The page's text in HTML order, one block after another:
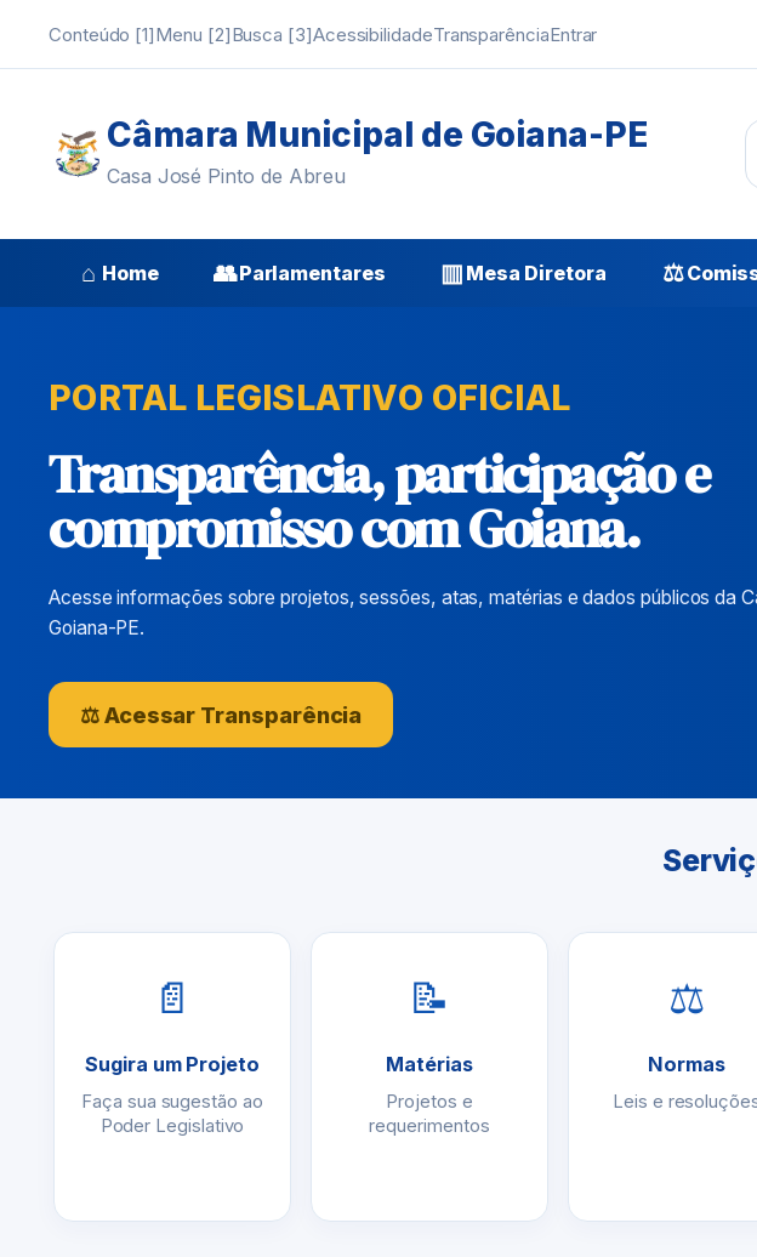
Conteúdo [1]Menu [2]Busca [3]AcessibilidadeTransparênciaEntrar
Câmara Municipal de Goiana-PE
Casa José Pinto de Abreu
⌂ Home 👥Parlamentares ▥ Mesa Diretora ⚖
PORTAL LEGISLATIVO OFICIAL
Transparência, participação e
compromisso com Goiana.
Acesse informações sobre projetos, sessões, atas, matérias e dados públicos da
Goiana-PE.
⚖ Acessar Transparência
📄
Sugira um Projeto
Faça sua sugestão ao
Poder Legislativo
📝
Matérias
Projetos e
requerimentos
⚖
Normas
Leis e